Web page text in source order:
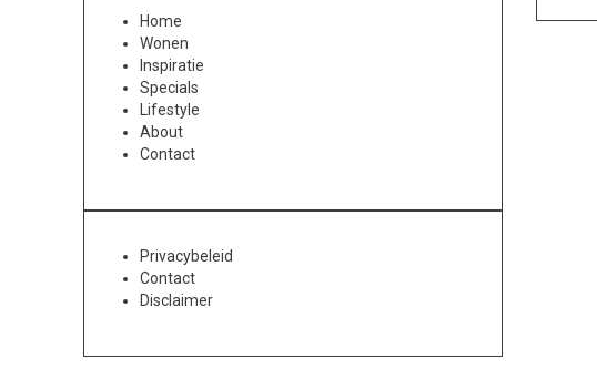
Home
Wonen
Inspiratie
Specials
Lifestyle
About
Contact
Privacybeleid
Contact
Disclaimer